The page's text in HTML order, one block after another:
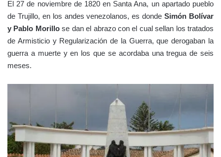
El 27 de noviembre de 1820 en Santa Ana, un apartado pueblo
de Trujillo, en los andes venezolanos, es dondeSimón Bolívar
y Pablo Morillose dan el abrazo con el cual sellan los tratados
de Armisticio y Regularización de la Guerra, que derogaban la
guerra a muerte y en los que se acordaba una tregua de seis
meses.